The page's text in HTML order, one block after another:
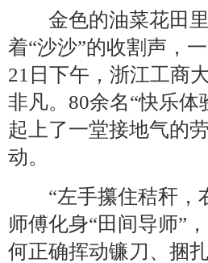
金色的油菜花田里
着“沙沙”的收割声，
21日下午，浙江工商
非凡。80余名“快乐
起上了一堂接地气的
动。
“左手攥住秸秆，右
师傅化身“田间导师”
何正确挥动镰刀、捆